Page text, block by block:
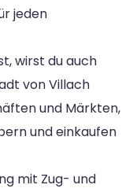
jeden
wirst du auch
von Villach
und Märkten,
und einkaufen
mit Zug- und